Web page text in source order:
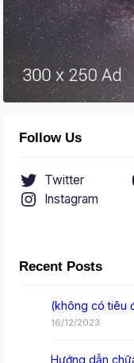
Follow Us
Twitter
Instagram
Recent Posts
(không có tiêu
16/12/2023
Hướng dẫn